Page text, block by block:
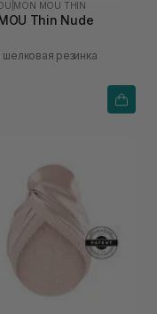
MON MOU THIN
Thin Nude
шелковая резинка